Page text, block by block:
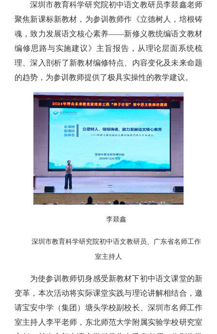
深圳市教育科学研究院初中语文教研员李燚鑫老师
聚焦新课标新教材，为参训教师作《立德树人，培根铸
魂，致力发展语文核心素养——新修义教统编语文教材
编修思路与实施建议》主旨报告，从理论层面系统梳
理、深入剖析了新教材编修特点、内容变化及未来命题
的趋势，为参训教师提供了极具实操性的教学建议。
李燚鑫
深圳市教育科学研究院初中语文教研员、广东省名师工作
室主持人
为使参训教师切身感受新教材下初中语文课堂的新
变革，本次活动将实际课堂实践与理论讲解相结合，邀
请宝安中学（集团）塘头学校副校长、深圳市名师工作
室主持人李平老师，东北师范大学附属实验学校研究室